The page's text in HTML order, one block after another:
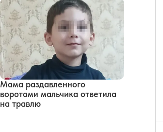
Мама раздавленного
воротами мальчика ответила
на травлю